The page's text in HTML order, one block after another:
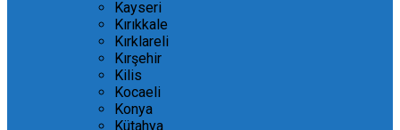
Kayseri
Kırıkkale
Kırklareli
Kırşehir
Kilis
Kocaeli
Konya
Kütahya